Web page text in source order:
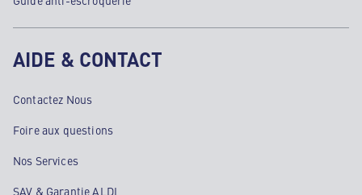
AIDE & CONTACT
Contactez Nous
Foire aux questions
Nos Services
SAV & Garantie ALDI